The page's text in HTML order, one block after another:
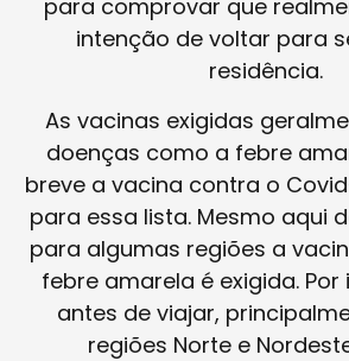
para comprovar que
intenção de voltar para
residência.
As vacinas exigidas
doenças como a febre
breve a vacina contra o
para essa lista. Mesmo aqui
para algumas regiões a
febre amarela é exigida. Por
antes de viajar,
regiões Norte e